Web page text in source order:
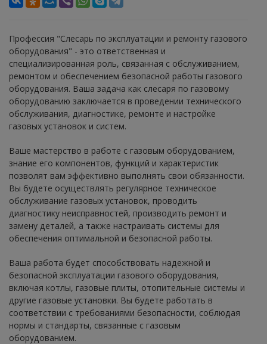
Профессия "Слесарь по эксплуатации и ремонту газового
оборудования" - это ответственная и
специализированная роль, связанная с обслуживанием,
ремонтом и обеспечением безопасной работы газового
оборудования. Ваша задача как слесаря по газовому
оборудованию заключается в проведении технического
обслуживания, диагностике, ремонте и настройке
газовых установок и систем.
Ваше мастерство в работе с газовым оборудованием,
знание его компонентов, функций и характеристик
позволят вам эффективно выполнять свои обязанности.
Вы будете осуществлять регулярное техническое
обслуживание газовых установок, проводить
диагностику неисправностей, производить ремонт и
замену деталей, а также настраивать системы для
обеспечения оптимальной и безопасной работы.
Ваша работа будет способствовать надежной и
безопасной эксплуатации газового оборудования,
включая котлы, газовые плиты, отопительные системы и
другие газовые установки. Вы будете работать в
соответствии с требованиями безопасности, соблюдая
нормы и стандарты, связанные с газовым
оборудованием.